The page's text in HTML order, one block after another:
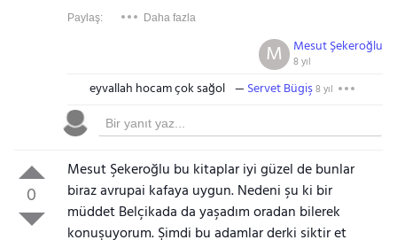
Paylaş: Daha fazla
Mesut Şekeroğlu
8 yıl
M
eyvallah hocam çok sağol Servet Bügiş8 yıl
0
Mesut Şekeroğlu bu kitaplar iyi güzel de bunlar
biraz avrupai kafaya uygun. Nedeni şu ki bir
müddet Belçikada da yaşadım oradan bilerek
konuşuyorum. Şimdi bu adamlar derki siktir et